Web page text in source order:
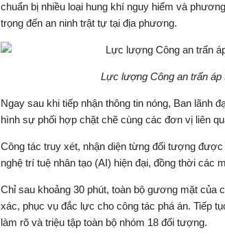
chuẩn bị nhiều loại hung khí nguy hiểm và
trọng đến an ninh trật tự tại địa phương.
Lực lượng Công an trấn áp
Ngay sau khi tiếp nhận thông tin nóng, Ban lãnh
hình sự phối hợp chặt chẽ cùng các đơn vị liên
Công tác truy xét, nhận diện từng đối tượng
nghệ trí tuệ nhân tạo (AI) hiện đại, đồng thời các
Chỉ sau khoảng 30 phút, toàn bộ gương mặt của
xác, phục vụ đắc lực cho công tác phá án. Tiếp
làm rõ và triệu tập toàn bộ nhóm 18 đối tượng.